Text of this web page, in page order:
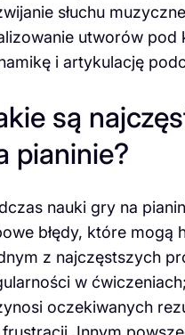
słuchu
utworów pod
i artykulację
są
pianinie?
nauki gry na
błędy, które mogą
z najczęstszych
w
oczekiwanych